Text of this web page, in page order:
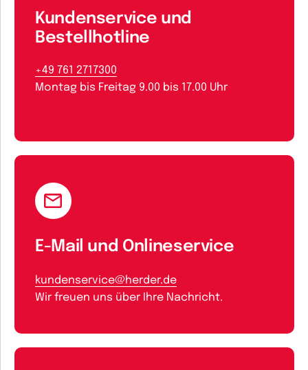
Kundenservice und
Bestellhotline
+49 761 2717300
Montag bis Freitag 9.00 bis 17.00 Uhr
E-Mail und Onlineservice
kundenservice@herder.de
Wir freuen uns über Ihre Nachricht.